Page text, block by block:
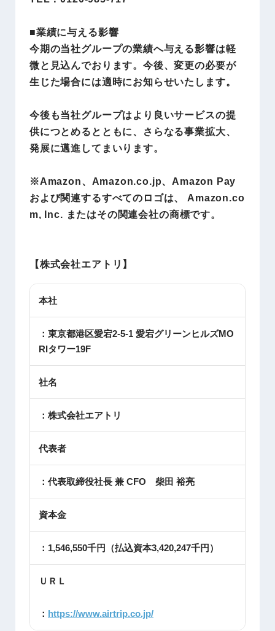
■業績に与える影響
今期の当社グループの業績へ与える影響は軽
微と見込んでおります。今後、変更の必要が
生じた場合には適時にお知らせいたします。
今後も当社グループはより良いサービスの提
供につとめるとともに、さらなる事業拡大、
発展に邁進してまいります。
※Amazon、Amazon.co.jp、Amazon Pay
および関連するすべてのロゴは、 Amazon.co
m, Inc. またはその関連会社の商標です。
【株式会社エアトリ】
本社
：東京都港区愛宕2-5-1 愛宕グリーンヒルズMO
RIタワー19F
社名
：株式会社エアトリ
代表者
：代表取締役社長 兼 CFO 柴田 裕亮
資本金
：1,546,550千円（払込資本3,420,247千円）
ＵＲＬ
： https://www.airtrip.co.jp/